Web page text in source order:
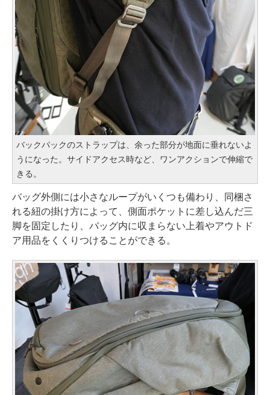
バックパックのストラップは、余った部分が地面に垂れないよ
うになった。サイドアクセス時など、ワンアクションで伸縮で
きる。
バッグ外側には小さなループがいくつも備わり、同梱さ
れる紐の掛け方によって、側面ポケットに差し込んだ三
脚を固定したり、バッグ内に収まらない上着やアウトド
ア用品をくくりつけることができる。